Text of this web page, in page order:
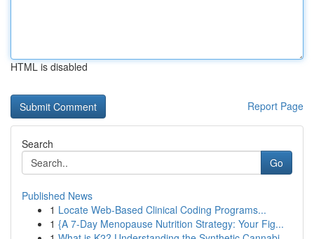
HTML is disabled
Report Page
Search
Go
Published News
1 Locate Web-Based Clinical Coding Programs...
1 {A 7-Day Menopause Nutrition Strategy: Your Fig...